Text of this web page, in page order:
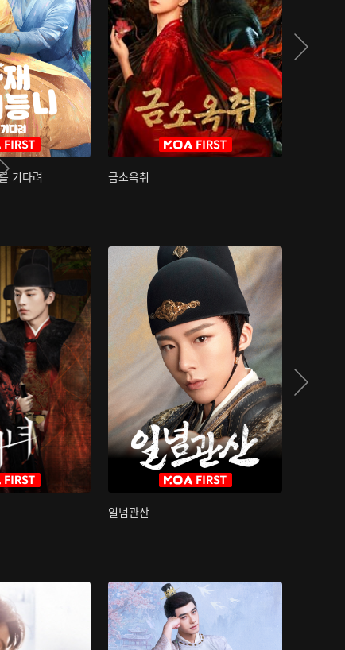
기다려 금소옥취
일념관산